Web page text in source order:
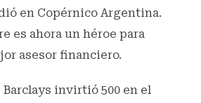
en Copérnico Argentina.
es ahora un héroe para
asesor financiero.
Barclays invirtió 500 en el